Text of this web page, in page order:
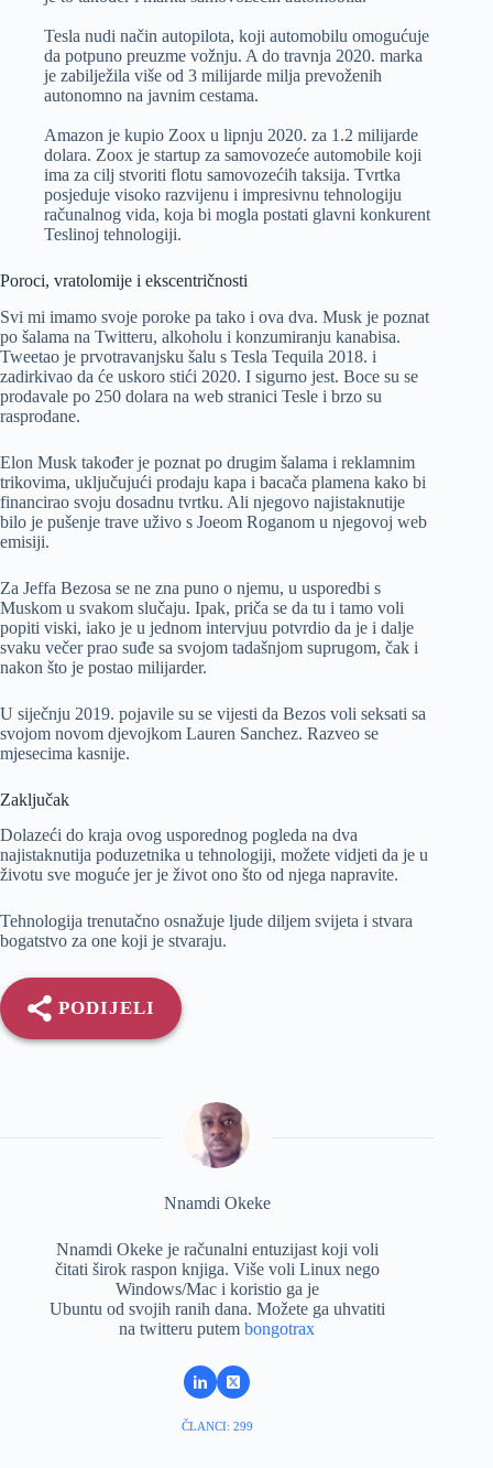
Tesla nudi način autopilota, koji automobilu omogućuje
da potpuno preuzme vožnju. A do travnja 2020. marka
je zabilježila više od 3 milijarde milja prevoženih
autonomno na javnim cestama.
Amazon je kupio Zoox u lipnju 2020. za 1.2 milijarde
dolara. Zoox je startup za samovozeće automobile koji
ima za cilj stvoriti flotu samovozećih taksija. Tvrtka
posjeduje visoko razvijenu i impresivnu tehnologiju
računalnog vida, koja bi mogla postati glavni konkurent
Teslinoj tehnologiji.
Poroci, vratolomije i ekscentričnosti
Svi mi imamo svoje poroke pa tako i ova dva. Musk je poznat
po šalama na Twitteru, alkoholu i konzumiranju kanabisa.
Tweetao je prvotravanjsku šalu s Tesla Tequila 2018. i
zadirkivao da će uskoro stići 2020. I sigurno jest. Boce su se
prodavale po 250 dolara na web stranici Tesle i brzo su
rasprodane.
Elon Musk također je poznat po drugim šalama i reklamnim
trikovima, uključujući prodaju kapa i bacača plamena kako bi
financirao svoju dosadnu tvrtku. Ali njegovo najistaknutije
bilo je pušenje trave uživo s Joeom Roganom u njegovoj web
emisiji.
Za Jeffa Bezosa se ne zna puno o njemu, u usporedbi s
Muskom u svakom slučaju. Ipak, priča se da tu i tamo voli
popiti viski, iako je u jednom intervjuu potvrdio da je i dalje
svaku večer prao suđe sa svojom tadašnjom suprugom, čak i
nakon što je postao milijarder.
U siječnju 2019. pojavile su se vijesti da Bezos voli seksati sa
svojom novom djevojkom Lauren Sanchez. Razveo se
mjesecima kasnije.
Zaključak
Dolazeći do kraja ovog usporednog pogleda na dva
najistaknutija poduzetnika u tehnologiji, možete vidjeti da je u
životu sve moguće jer je život ono što od njega napravite.
Tehnologija trenutačno osnažuje ljude diljem svijeta i stvara
bogatstvo za one koji je stvaraju.
PODIJELI
Nnamdi Okeke
Nnamdi Okeke je računalni entuzijast koji voli
čitati širok raspon knjiga. Više voli Linux nego
Windows/Mac i koristio ga je
Ubuntu od svojih ranih dana. Možete ga uhvatiti
na twitteru putembongotrax
ČLANCI: 299